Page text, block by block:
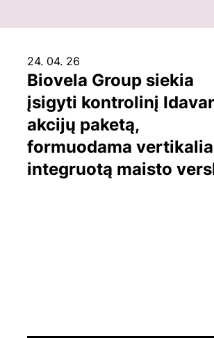
24. 04. 26
Biovela Group siekia
įsigyti kontrolinį
akcijų paketą,
formuodama
integruotą maisto